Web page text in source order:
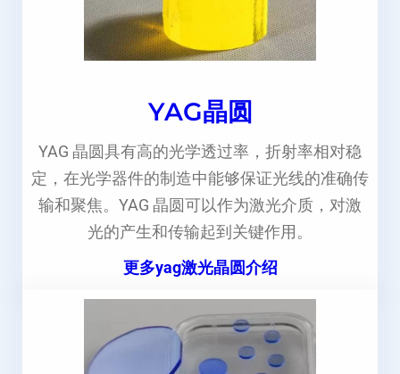
YAG晶圆
YAG 晶圆具有高的光学透过率，折射率相对稳
定，在光学器件的制造中能够保证光线的准确传
输和聚焦。YAG 晶圆可以作为激光介质，对激
光的产生和传输起到关键作用。
更多yag激光晶圆介绍